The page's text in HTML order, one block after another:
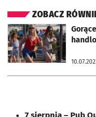
ZOBACZ
otworzy się w nowej karcie